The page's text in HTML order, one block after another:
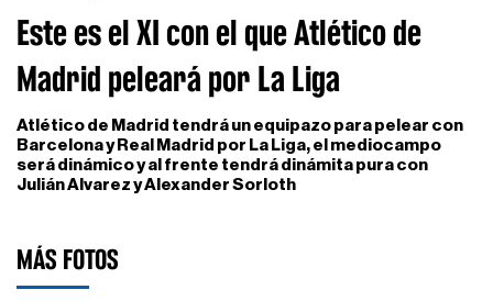
Este es el XI con el que Atlético de
Madrid peleará por La Liga
Atlético de Madrid tendrá un equipazo para pelear con
Barcelona y Real Madrid por La Liga, el mediocampo
será dinámico y al frente tendrá dinámita pura con
Julián Alvarez y Alexander Sorloth
MÁS FOTOS